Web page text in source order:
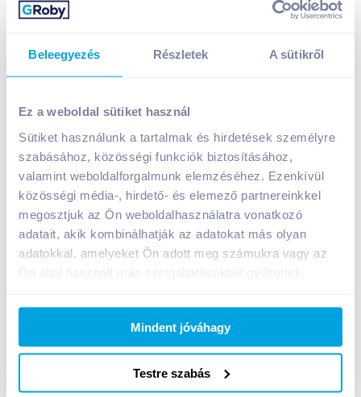
Beleegyezés Részletek A sütikről
Ez a weboldal sütiket használ
Sütiket használunk a tartalmak és hirdetések személyre
szabásához, közösségi funkciók biztosításához,
valamint weboldalforgalmunk elemzéséhez. Ezenkívül
közösségi média-, hirdető- és elemező partnereinkkel
megosztjuk az Ön weboldalhasználatra vonatkozó
adatait, akik kombinálhatják az adatokat más olyan
adatokkal, amelyeket Ön adott meg számukra vagy az
Ön által használt más szolgáltatásokból gyűjtöttek.
Mindent jóváhagy
Testre szabás
Urbiker ecetes hagyma 550 g dobozos
749Ft /db
Egységár: 2 497Ft /kg
Nettó eladási ár:
Ft /db % áfa)
Kosárba
Bevásárlólistához adom Értesíts, ha olcsóbb!